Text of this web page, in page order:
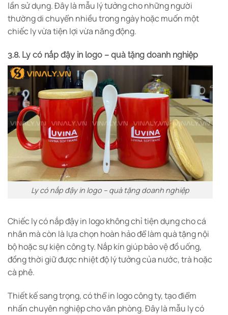
lần sử dụng. Đây là mẫu lý tưởng cho những người
thường di chuyển nhiều trong ngày hoặc muốn một
chiếc ly vừa tiện lợi vừa năng động.
3.8. Ly có nắp đậy in logo – quà tặng doanh nghiệp
Ly có nắp đậy in logo – quà tặng doanh nghiệp
Chiếc ly có nắp đậy in logo không chỉ tiện dụng cho cá
nhân mà còn là lựa chọn hoàn hảo để làm quà tặng nội
bộ hoặc sự kiện công ty. Nắp kín giúp bảo vệ đồ uống,
đồng thời giữ được nhiệt độ lý tưởng của nước, trà hoặc
cà phê.
Thiết kế sang trọng, có thể in logo công ty, tạo điểm
nhấn chuyên nghiệp cho văn phòng. Đây là mẫu ly có